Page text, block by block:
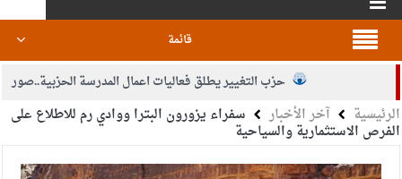
قائمة
حزب التغيير يطلق فعاليات اعمال المدرسة الحزبية..صور
الجيش يفتح باب التجنيد لحملة البكالوريوس في الحقوق والقانون
الرئيسية آخر الأخبار سفراء يزورون البترا ووادي رم للاطلاع على
الفرص الاستثمارية والسياحية